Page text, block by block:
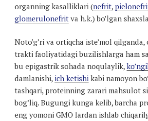
organning kasalliklari (nefrit,
glomerulonefrit va h.k.) bo’lgan
Noto’g’ri va ortiqcha iste’mol
trakti faoliyatidagi buzilishlarga ham
bu epigastrik sohada noqulaylik,
damlanishi, ich ketishi kabi namoyon
tashqari, proteinning zarari mahsulot
bog’liq. Bugungi kunga kelib, barcha
eng yomoni GMO lardan ishlab